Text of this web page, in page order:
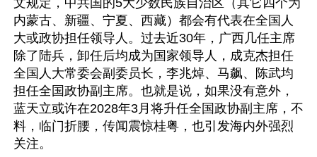
文规定，中共国的5大少数民族自治区（其它四个为
内蒙古、新疆、宁夏、西藏）都会有代表在全国人
大或政协担任领导人。过去近30年，广西几任主席
除了陆兵，卸任后均成为国家领导人，成克杰担任
全国人大常委会副委员长，李兆焯、马飙、陈武均
担任全国政协副主席。也就是说，如果没有意外，
蓝天立或许在2028年3月将升任全国政协副主席，不
料，临门折腰，传闻震惊桂粤，也引发海内外强烈
关注。